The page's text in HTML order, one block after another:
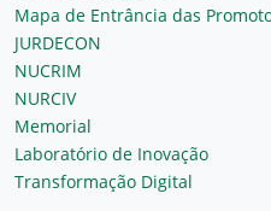
Mapa de Entrância das
JURDECON
NUCRIM
NURCIV
Memorial
Laboratório de Inovação
Transformação Digital